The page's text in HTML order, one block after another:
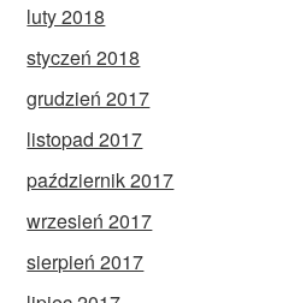
luty 2018
styczeń 2018
grudzień 2017
listopad 2017
październik 2017
wrzesień 2017
sierpień 2017